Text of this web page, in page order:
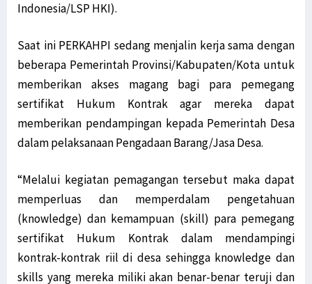
Indonesia/LSP HKI).
Saat ini PERKAHPI sedang menjalin kerja sama dengan
beberapa Pemerintah Provinsi/Kabupaten/Kota untuk
memberikan akses magang bagi para pemegang
sertifikat Hukum Kontrak agar mereka dapat
memberikan pendampingan kepada Pemerintah Desa
dalam pelaksanaan Pengadaan Barang/Jasa Desa.
“Melalui kegiatan pemagangan tersebut maka dapat
memperluas dan memperdalam pengetahuan
(knowledge) dan kemampuan (skill) para pemegang
sertifikat Hukum Kontrak dalam mendampingi
kontrak-kontrak riil di desa sehingga knowledge dan
skills yang mereka miliki akan benar-benar teruji dan